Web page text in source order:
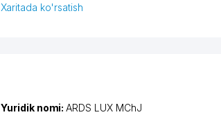
Xaritada ko'rsatish
Yuridik nomi:ARDS LUX MChJ